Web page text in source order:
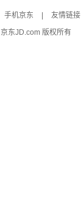
手机京东 友情链接
京东JD.com 版权所有